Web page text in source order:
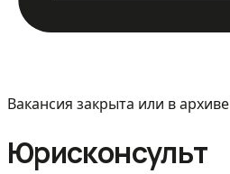
Вакансия закрыта или в архиве
Юрисконсульт